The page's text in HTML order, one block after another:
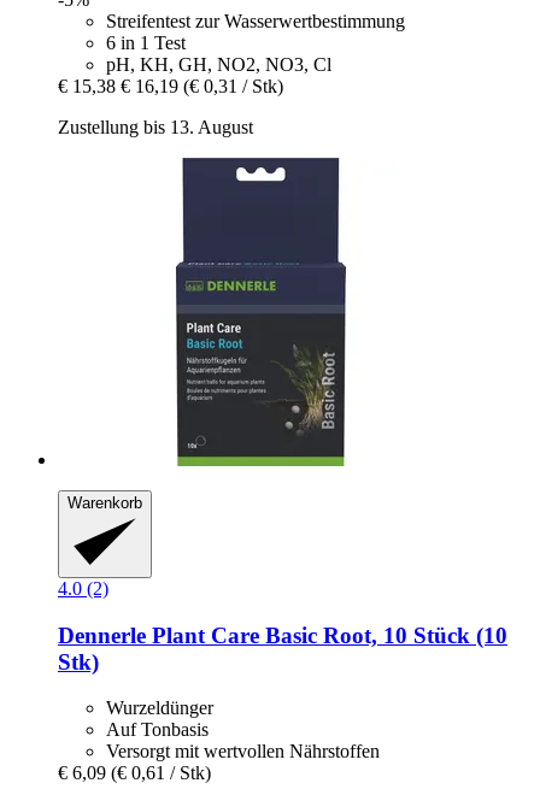
Streifentest zur Wasserwertbestimmung
6 in 1 Test
pH, KH, GH, NO2, NO3, Cl
€ 15,38 € 16,19 (€ 0,31 / Stk)
Zustellung bis 13. August
Warenkorb
4.0 (2)
Dennerle Plant Care Basic Root, 10 Stück (10
Stk)
Wurzeldünger
Auf Tonbasis
Versorgt mit wertvollen Nährstoffen
€ 6,09 (€ 0,61 / Stk)